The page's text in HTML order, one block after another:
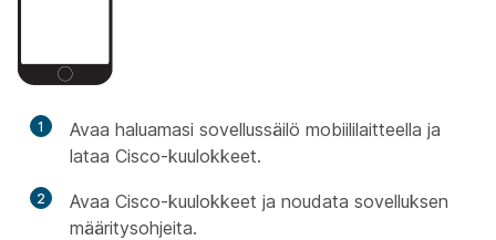
1
Avaa haluamasi sovellussäilö mobiililaitteella ja
lataa Cisco-kuulokkeet.
2
Avaa Cisco-kuulokkeet ja noudata sovelluksen
määritysohjeita.